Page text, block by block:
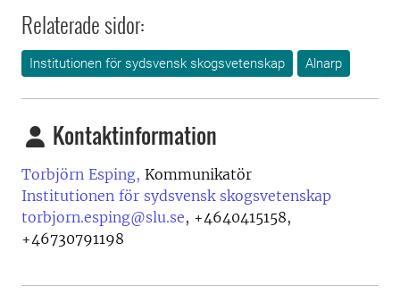
Relaterade sidor:
Institutionen för sydsvensk skogsvetenskap Alnarp
Kontaktinformation
Torbjörn Esping, Kommunikatör
Institutionen för sydsvensk skogsvetenskap
torbjorn.esping@slu.se, +4640415158,
+46730791198